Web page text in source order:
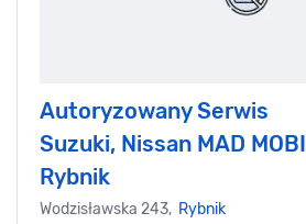
Autoryzowany Serwis
Suzuki, Nissan MAD
Rybnik
Wodzisławska 243, Rybnik